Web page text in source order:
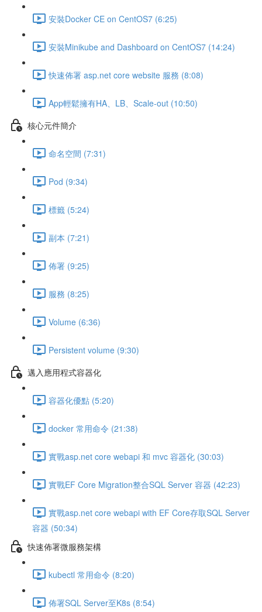
安裝Docker CE on CentOS7 (6:25)
安裝Minikube and Dashboard on CentOS7 (14:24)
快速佈署 asp.net core website 服務 (8:08)
App輕鬆擁有HA、LB、Scale-out (10:50)
核心元件簡介
命名空間 (7:31)
Pod (9:34)
標籤 (5:24)
副本 (7:21)
佈署 (9:25)
服務 (8:25)
Volume (6:36)
Persistent volume (9:30)
邁入應用程式容器化
容器化優點 (5:20)
docker 常用命令 (21:38)
實戰asp.net core webapi 和 mvc 容器化 (30:03)
實戰EF Core Migration整合SQL Server 容器 (42:23)
實戰asp.net core webapi with EF Core存取SQL Server
容器 (50:34)
快速佈署微服務架構
kubectl 常用命令 (8:20)
佈署SQL Server至K8s (8:54)